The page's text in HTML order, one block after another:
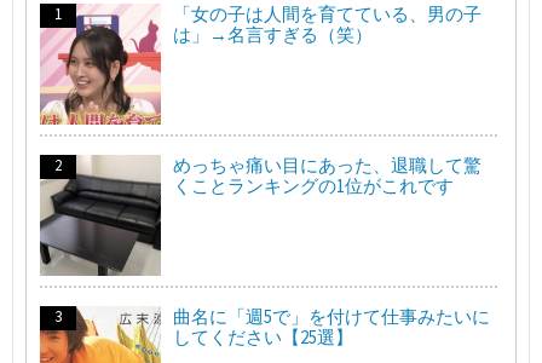
「女の子は人間を育てている、男の子
は」→名言すぎる（笑）
めっちゃ痛い目にあった、退職して驚
くことランキングの1位がこれです
曲名に「週5で」を付けて仕事みたいに
してください【25選】